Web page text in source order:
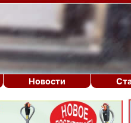
Новости